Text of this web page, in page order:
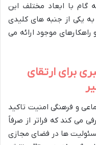
گام با ابعاد مختلف این
یکی از جنبه های کلیدی
موجود ارائه می
برای ارتقای
و فرهنگی امنیت تاکید
می کند که فراتر از صرفاً
ها در فضای مجازی